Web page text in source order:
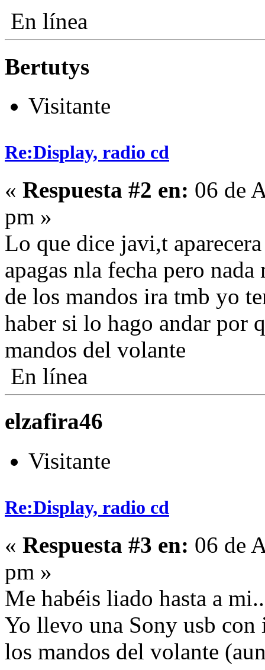
En línea
Bertutys
Visitante
Re:Display, radio cd
« Respuesta #2 en: 06 de
pm »
Lo que dice javi,t
apagas nla fecha pero
de los mandos ira tmb yo
haber si lo hago andar por
mandos del volante
En línea
elzafira46
Visitante
Re:Display, radio cd
« Respuesta #3 en: 06 de
pm »
Me habéis liado hasta a
Yo llevo una Sony usb
los mandos del volante